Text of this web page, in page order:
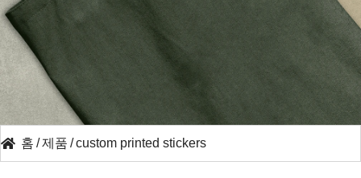
홈 /제품 /custom printed stickers